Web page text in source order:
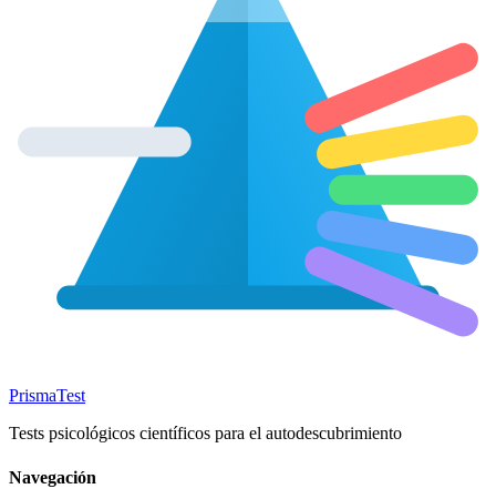
PrismaTest
Tests psicológicos científicos para el autodescubrimiento
Navegación